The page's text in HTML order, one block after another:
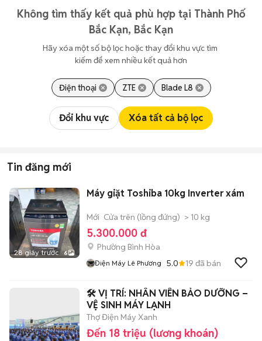
Không tìm thấy kết quả phù hợp tại Thành Phố
Bắc Kạn, Bắc Kạn
Hãy xóa một số bộ lọc hoặc thay đổi khu vực tìm
kiếm để xem nhiều kết quả hơn
Điện thoại ZTE Blade L8
Đổi khu vực Xóa tất cả bộ lọc
Tin đăng mới
28 giây trước 6
Máy giặt Toshiba 10kg Inverter xám
Mới Cửa trên (lồng đứng) > 10 kg
5.300.000 đ
Phường Bình Hòa
Điện Máy Lê Phương 5.0 19 đã bán
🛠️ VỊ TRÍ: NHÂN VIÊN BẢO DƯỠNG –
VỆ SINH MÁY LẠNH
Thợ Điện Máy Xanh
Đến 18 triệu (lương khoán)